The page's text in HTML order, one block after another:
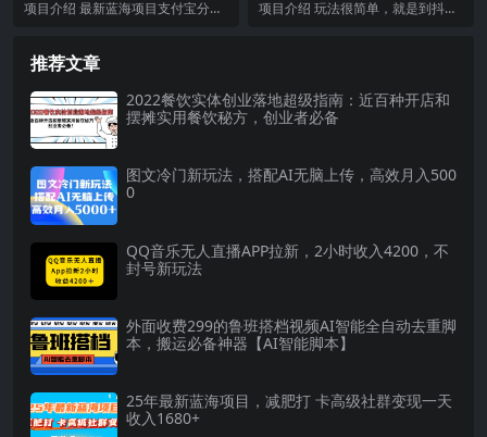
划，可矩阵批量操作，轻松日
项目介绍 最新蓝海项目支付宝分成
即可，只要有手机，任务不
项目介绍 玩法很简单，就是到抖音
推荐文章
2022餐饮实体创业落地超级指南：近百种开店和
摆摊实用餐饮秘方，创业者必备
图文冷门新玩法，搭配AI无脑上传，高效月入500
0
QQ音乐无人直播APP拉新，2小时收入4200，不
封号新玩法
外面收费299的鲁班搭档视频AI智能全自动去重脚
本，搬运必备神器【AI智能脚本】
25年最新蓝海项目，减肥打 卡高级社群变现一天
收入1680+